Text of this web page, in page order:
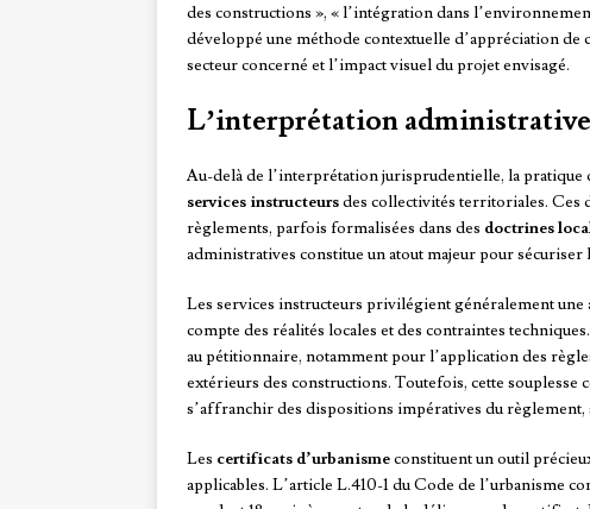
des constructions », « l’intégration dans
développé une méthode contextuelle d’appréciation
secteur concerné et l’impact visuel du projet envisagé.
L’interprétation
Au-delà de l’interprétation jurisprudentielle, la
services instructeursdes collectivités territoriales. Ces
règlements, parfois formalisées dans des doctrines
administratives constitue un atout majeur pour
Les services instructeurs privilégient généralement une
compte des réalités locales et des contraintes
au pétitionnaire, notamment pour l’application des
extérieurs des constructions. Toutefois, cette
s’affranchir des dispositions impératives du
Les certificats d’urbanismeconstituent un outil
applicables. L’article L.410-1 du Code de l’urbanisme